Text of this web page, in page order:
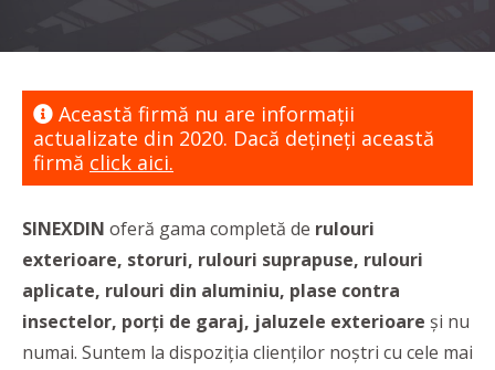
Această firmă nu are informaţii
actualizate din 2020. Dacă dețineți această
firmă click aici.
SINEXDIN oferă gama completă de rulouri
exterioare, storuri, rulouri suprapuse, rulouri
aplicate, rulouri din aluminiu, plase contra
insectelor, porți de garaj, jaluzele exterioare și nu
numai. Suntem la dispoziția clienților noștri cu cele mai